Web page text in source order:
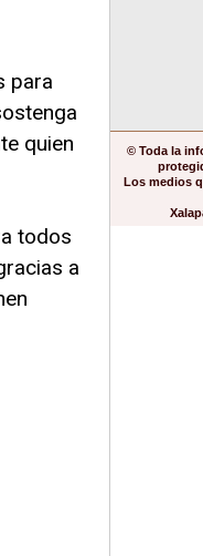
para
quien
todos
a
© Toda la
Los medios